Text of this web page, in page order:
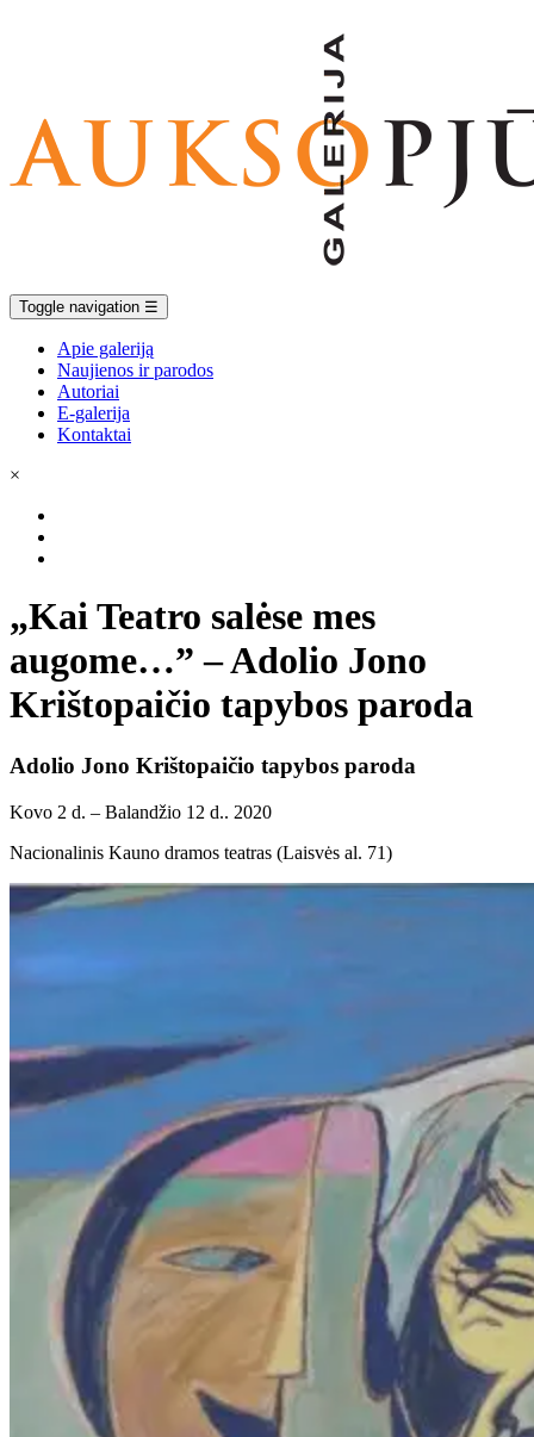
Toggle navigation ☰
Apie galeriją
Naujienos ir parodos
Autoriai
E-galerija
Kontaktai
×
„Kai Teatro salėse mes
augome…” – Adolio Jono
Krištopaičio tapybos paroda
Adolio Jono Krištopaičio tapybos paroda
Kovo 2 d. – Balandžio 12 d.. 2020
Nacionalinis Kauno dramos teatras (Laisvės al. 71)